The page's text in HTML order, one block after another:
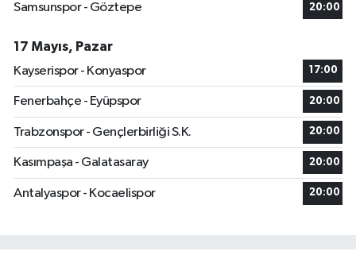
Samsunspor - Göztepe 20:00
17 Mayıs, Pazar
Kayserispor - Konyaspor
17:00
Fenerbahçe - Eyüpspor 20:00
Trabzonspor - Gençlerbirliği S.K. 20:00
Kasımpaşa - Galatasaray 20:00
Antalyaspor - Kocaelispor 20:00